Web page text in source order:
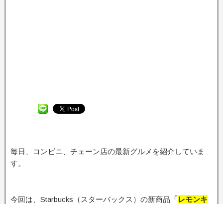
毎日、コンビニ、チェーン店の最新グルメを紹介していま
す。
今回は、Starbucks（スターバックス）の新商品 「レモンキ